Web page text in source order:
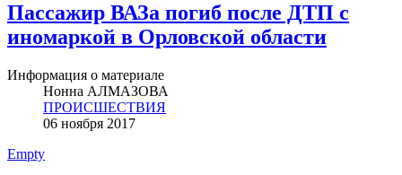
Пассажир ВАЗа погиб после ДТП с
иномаркой в Орловской области
Информация о материале
Нонна АЛМАЗОВА
ПРОИСШЕСТВИЯ
06 ноября 2017
Empty